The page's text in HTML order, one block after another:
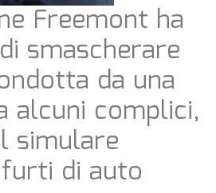
Freemont ha
smascherare
da una
alcuni complici,
simulare
di auto